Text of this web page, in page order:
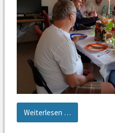
Weiterlesen …Colored